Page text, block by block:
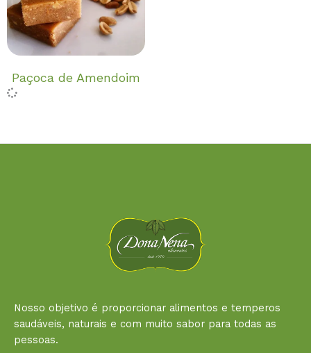
Paçoca de Amendoim
Nosso objetivo é proporcionar alimentos e temperos
saudáveis, naturais e com muito sabor para todas as
pessoas.